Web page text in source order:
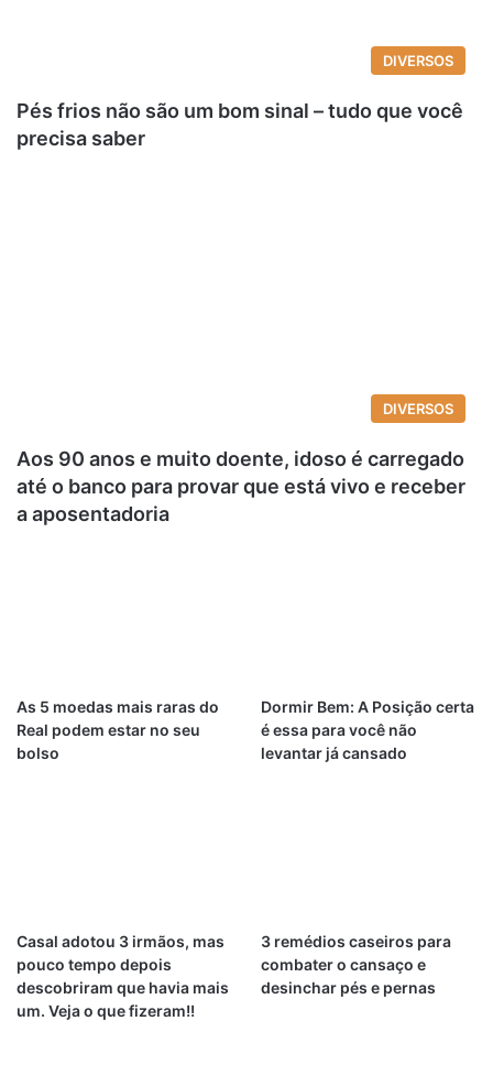
DIVERSOS
Pés frios não são um bom sinal – tudo que você
precisa saber
DIVERSOS
Aos 90 anos e muito doente, idoso é carregado
até o banco para provar que está vivo e receber
a aposentadoria
As 5 moedas mais raras do
Real podem estar no seu
bolso
Dormir Bem: A Posição certa
é essa para você não
levantar já cansado
Casal adotou 3 irmãos, mas
pouco tempo depois
descobriram que havia mais
um. Veja o que fizeram!!
3 remédios caseiros para
combater o cansaço e
desinchar pés e pernas